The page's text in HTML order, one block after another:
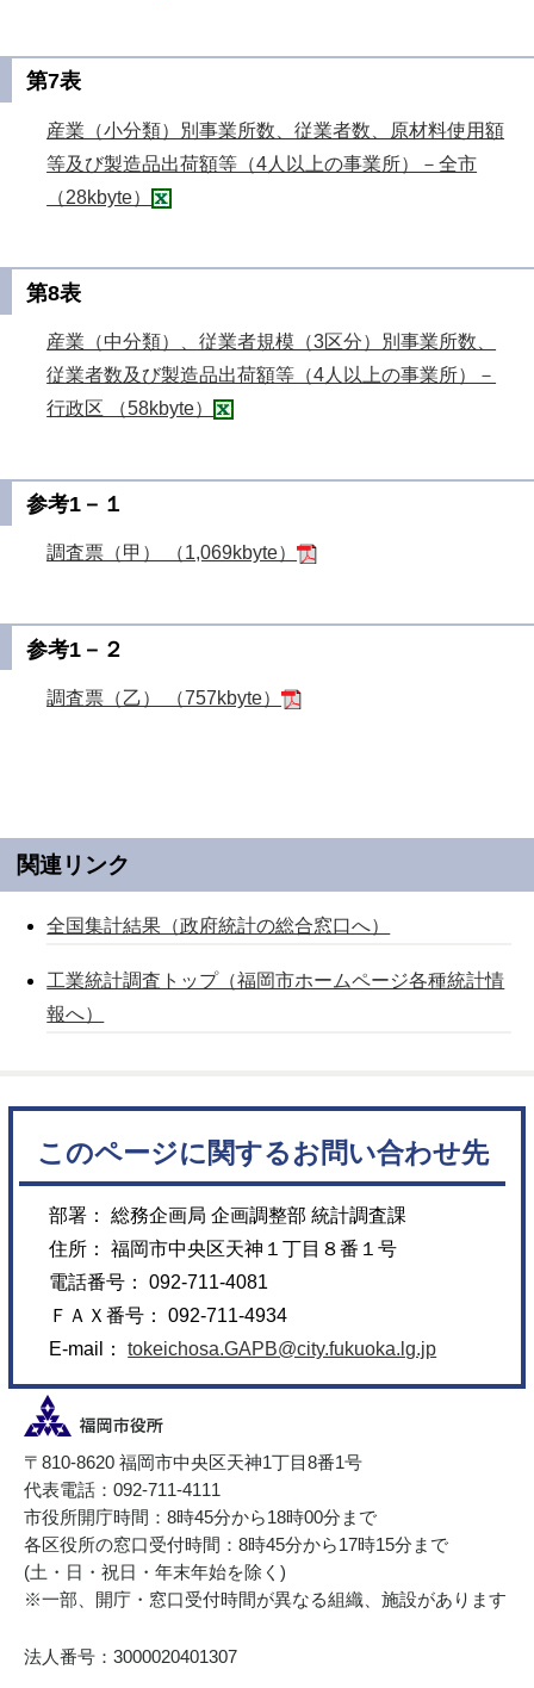
第7表
産業（小分類）別事業所数、従業者数、原材料使用額
等及び製造品出荷額等（4人以上の事業所）－全市
（28kbyte）
第8表
産業（中分類）、従業者規模（3区分）別事業所数、
従業者数及び製造品出荷額等（4人以上の事業所）－
行政区 （58kbyte）
参考1－１
調査票（甲） （1,069kbyte）
参考1－２
調査票（乙） （757kbyte）
関連リンク
全国集計結果（政府統計の総合窓口へ）
工業統計調査トップ（福岡市ホームページ各種統計情
報へ）
このページに関するお問い合わせ先
部署： 総務企画局 企画調整部 統計調査課
住所： 福岡市中央区天神１丁目８番１号
電話番号： 092-711-4081
ＦＡＸ番号： 092-711-4934
E-mail：tokeichosa.GAPB@city.fukuoka.lg.jp
〒810-8620 福岡市中央区天神1丁目8番1号
代表電話：092-711-4111
市役所開庁時間：8時45分から18時00分まで
各区役所の窓口受付時間：8時45分から17時15分まで
(土・日・祝日・年末年始を除く)
※一部、開庁・窓口受付時間が異なる組織、施設があります
法人番号：3000020401307